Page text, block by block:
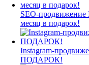
SEO-продвижение
месяц в подарок!
Instagram-
ПОДАРОК!